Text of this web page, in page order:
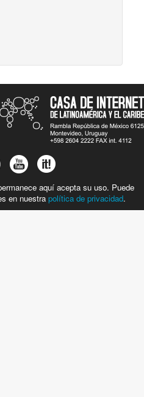
aquí acepta su uso. Puede
en nuestra política de privacidad.